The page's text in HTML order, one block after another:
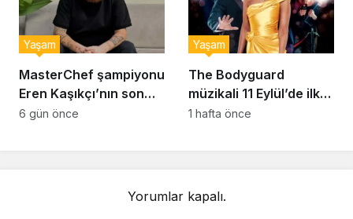
MasterChef şampiyonu
Eren Kaşıkçı’nın son
anlarındaki kahreden
Yaşam
6 gün önce
The Bodyguard
müzikali 11 Eylül’de ilk
kez Türkiye’de
Yaşam
1 hafta önce
Yorumlar kapalı.